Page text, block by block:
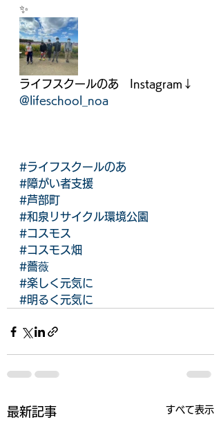
✨
ライフスクールのあ　Instagram↓
@lifeschool_noa
#ライフスクールのあ
#障がい者支援
#芦部町
#和泉リサイクル環境公園
#コスモス
#コスモス畑
#薔薇
#楽しく元気に
#明るく元気に
最新記事 すべて表示